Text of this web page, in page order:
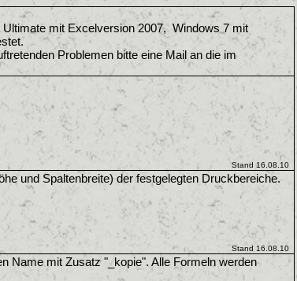
mit Excelversion 2007, Windows 7 mit
Problemen bitte eine Mail an die im
Stand 16.08.10
und Spaltenbreite) der festgelegten Druckbereiche.
Stand 16.08.10
Name mit Zusatz "_kopie". Alle Formeln werden